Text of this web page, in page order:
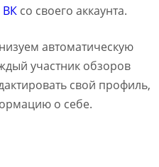
ВКсо своего аккаунта.
автоматическую
участник обзоров
свой профиль,
о себе.